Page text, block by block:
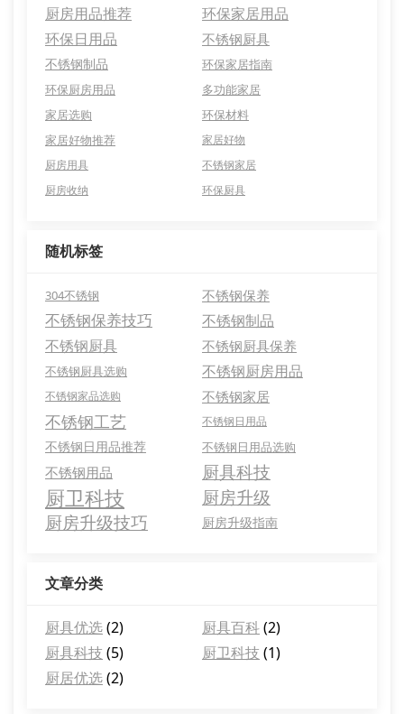
厨房用品推荐
环保家居用品
环保日用品
不锈钢厨具
不锈钢制品
环保家居指南
环保厨房用品
多功能家居
家居选购
环保材料
家居好物推荐
家居好物
厨房用具
不锈钢家居
厨房收纳
环保厨具
随机标签
304不锈钢 不锈钢保养
不锈钢保养技巧
不锈钢制品
不锈钢厨具
不锈钢厨具保养
不锈钢厨具选购 不锈钢厨房用品
不锈钢家品选购 不锈钢家居
不锈钢工艺 不锈钢日用品
不锈钢日用品推荐 不锈钢日用品选购
不锈钢用品 厨具科技
厨卫科技
厨房升级
厨房升级技巧
厨房升级指南
文章分类
厨具优选(2) 厨具百科(2)
厨具科技 (5) 厨卫科技 (1)
厨居优选(2)